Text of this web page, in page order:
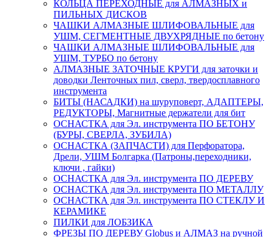
КОЛЬЦА ПЕРЕХОДНЫЕ для АЛМАЗНЫХ и
ПИЛЬНЫХ ДИСКОВ
ЧАШКИ АЛМАЗНЫЕ ШЛИФОВАЛЬНЫЕ для
УШМ, СЕГМЕНТНЫЕ ДВУХРЯДНЫЕ по бетону
ЧАШКИ АЛМАЗНЫЕ ШЛИФОВАЛЬНЫЕ для
УШМ, ТУРБО по бетону
АЛМАЗНЫЕ ЗАТОЧНЫЕ КРУГИ для заточки и
доводки Ленточных пил, сверл, твердосплавного
инструмента
БИТЫ (НАСАДКИ) на шуруповерт, АДАПТЕРЫ,
РЕДУКТОРЫ, Магнитные держатели для бит
ОСНАСТКА для Эл. инструмента ПО БЕТОНУ
(БУРЫ, СВЕРЛА, ЗУБИЛА)
ОСНАСТКА (ЗАПЧАСТИ) для Перфоратора,
Дрели, УШМ Болгарка (Патроны,переходники,
ключи , гайки)
ОСНАСТКА для Эл. инструмента ПО ДЕРЕВУ
ОСНАСТКА для Эл. инструмента ПО МЕТАЛЛУ
ОСНАСТКА для Эл. инструмента ПО СТЕКЛУ И
КЕРАМИКЕ
ПИЛКИ для ЛОБЗИКА
ФРЕЗЫ ПО ДЕРЕВУ Globus и АЛМАЗ на ручной